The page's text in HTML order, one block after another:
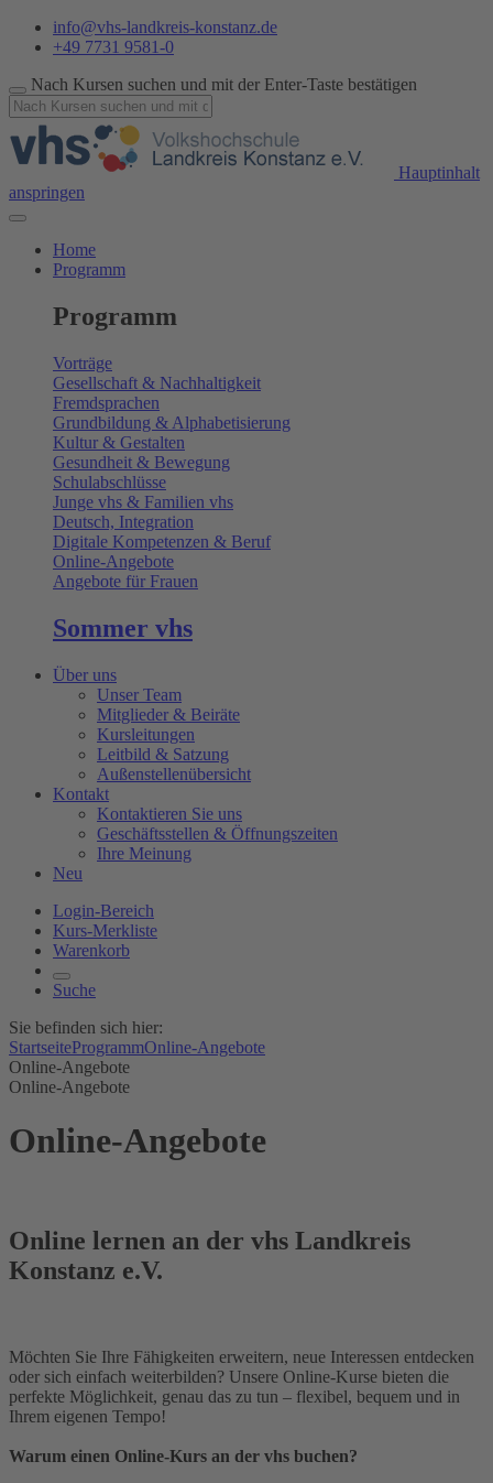
info@vhs-landkreis-konstanz.de
+49 7731 9581-0
Nach Kursen suchen und mit der Enter-Taste bestätigen
Hauptinhalt
anspringen
Home
Programm
Programm
Vorträge
Gesellschaft & Nachhaltigkeit
Fremdsprachen
Grundbildung & Alphabetisierung
Kultur & Gestalten
Gesundheit & Bewegung
Schulabschlüsse
Junge vhs & Familien vhs
Deutsch, Integration
Digitale Kompetenzen & Beruf
Online-Angebote
Angebote für Frauen
Sommer vhs
Über uns
Unser Team
Mitglieder & Beiräte
Kursleitungen
Leitbild & Satzung
Außenstellenübersicht
Kontakt
Kontaktieren Sie uns
Geschäftsstellen & Öffnungszeiten
Ihre Meinung
Neu
Login-Bereich
Kurs-Merkliste
Warenkorb
Suche
Sie befinden sich hier:
StartseiteProgrammOnline-Angebote
Online-Angebote
Online-Angebote
Online-Angebote
Online lernen an der vhs Landkreis
Konstanz e.V.
Möchten Sie Ihre Fähigkeiten erweitern, neue Interessen entdecken
oder sich einfach weiterbilden? Unsere Online-Kurse bieten die
perfekte Möglichkeit, genau das zu tun – flexibel, bequem und in
Ihrem eigenen Tempo!
Warum einen Online-Kurs an der vhs buchen?